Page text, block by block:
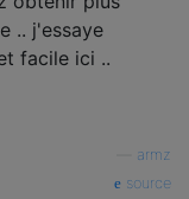
.. j'essaye
facile ici ..
armz
source